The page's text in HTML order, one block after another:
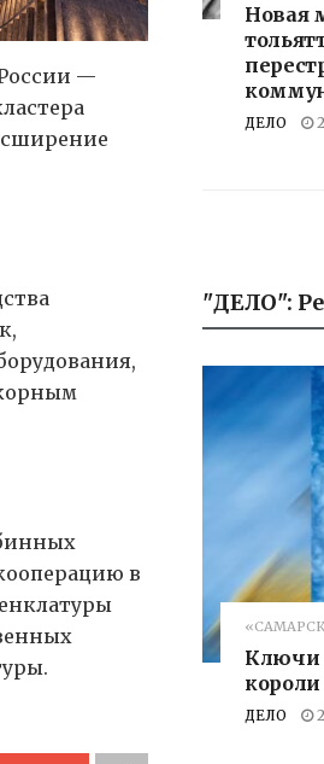
—
в
Новая
ДЕЛО
"ДЕЛО":
Ключи
короли
ДЕЛО